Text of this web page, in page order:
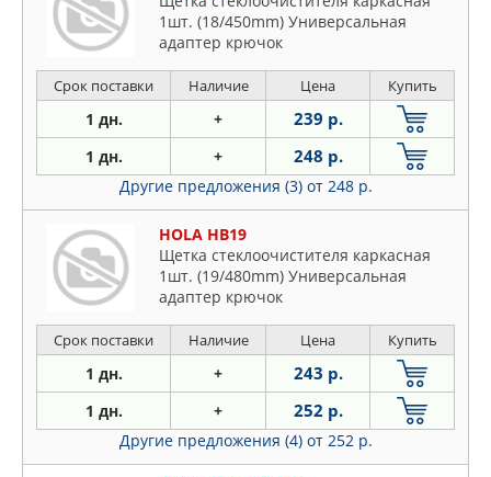
1шт. (18/450mm) Универсальная
адаптер крючок
Срок поставки Наличие Цена Купить
1 дн. + 239 р.
1 дн. + 248 р.
Другие предложения (3) от 248 р.
HOLA HB19
Щетка стеклоочистителя каркасная
1шт. (19/480mm) Универсальная
адаптер крючок
Срок поставки Наличие Цена Купить
1 дн. + 243 р.
1 дн. + 252 р.
Другие предложения (4) от 252 р.